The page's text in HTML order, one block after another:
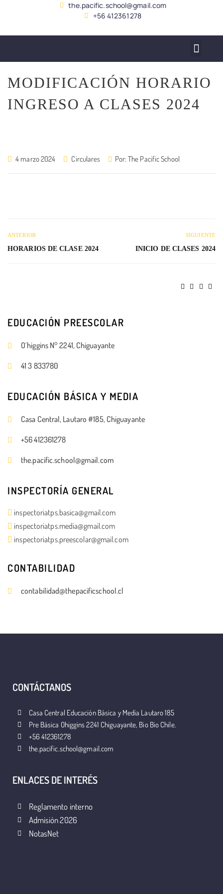
the.pacific.school@gmail.com
+56 412361278
MODIFICACIÓN HORARIO
INGRESO A CLASES 2024
4 marzo 2024 Circulares Por:The Pacific School
ANTERIOR
HORARIOS DE CLASE 2024
SIGUIENTE
INICIO DE CLASES 2024
EDUCACIÓN PREESCOLAR
O´higgins N° 2241, Chiguayante
41 3 833780
EDUCACIÓN BÁSICA Y MEDIA
Casa Central, Lautaro #185, Chiguayante
+56 412361278
the.pacific.school@gmail.com
INSPECTORÍA GENERAL
inspectoriatps.basica@gmail.com
inspectoriatps.media@gmail.com
inspectoriatps.preescolar@gmail.com
CONTABILIDAD
contabilidad@thepacificschool.cl
CONTÁCTANOS
Casa Central Educación Básica y Media Lautaro 185
Pre Básica Ohiggins 2241 Chiguayante, Bio Bio Chile.
+56 412361278
the.pacific.school@gmail.com
ENLACES DE INTERÉS
Reglamento interno
Admisión 2026
NotasNet